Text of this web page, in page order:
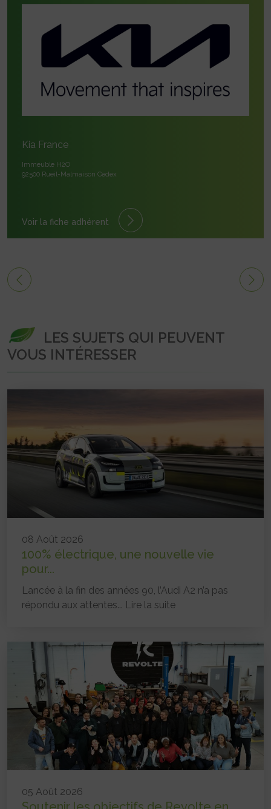
Kia France
Immeuble H2O
92500 Rueil-Malmaison Cedex
Voir la fiche adhérent
LES SUJETS QUI PEUVENT
VOUS INTÉRESSER
08 Août 2026
100% électrique, une nouvelle vie
pour...
Lancée à la fin des années 90, l’Audi A2 n’a pas
répondu aux attentes... Lire la suite
05 Août 2026